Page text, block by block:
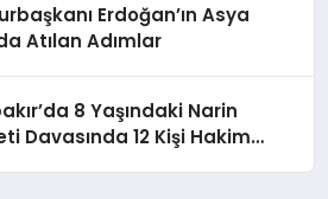
Erdoğan’ın Asya
Atılan Adımlar
8 Yaşındaki Narin
Davasında 12 Kişi Hakim